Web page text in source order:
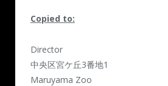
Copied to:
Director
中央区宮ケ丘3番地1
Maruyama Zoo